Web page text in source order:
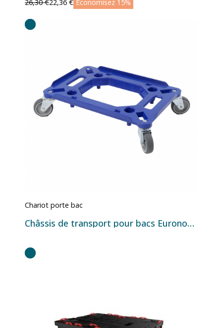
26,30 €22,36 € Économisez 15%
Chariot porte bac
Châssis de transport pour bacs Euronorm 600×400 - 615×415×161 mm